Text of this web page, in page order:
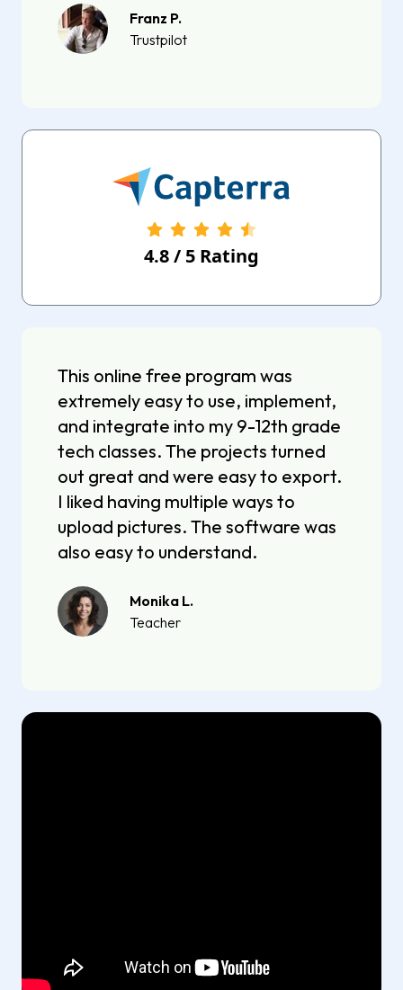
Franz P.
Trustpilot
4.8/ 5 Rating
This online free program was
extremely easy to use, implement,
and integrate into my 9-12th grade
tech classes. The projects turned
out great and were easy to export.
I liked having multiple ways to
upload pictures. The software was
also easy to understand.
Monika L.
Teacher